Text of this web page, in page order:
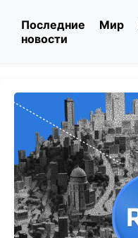
Последние
новости
Мир